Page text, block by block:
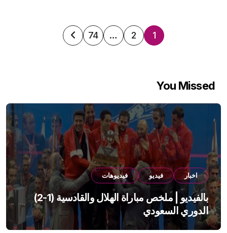
تعدد
المقالات
1
2
…
74
You Missed
اخبار فيديو فيديوهات
بالفيديو | ملخص مباراة الهلال والقادسية (1-2)
الدوري السعودي